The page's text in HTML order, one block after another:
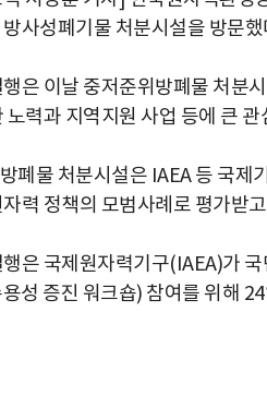
사성폐기물 처분시설을 방문
은 이날 중저준위방폐물 처분
노력과 지역지원 사업 등에 큰 관
폐물 처분시설은 IAEA 등 국제
력 정책의 모범사례로 평가받
은 국제원자력기구(IAEA)가
성 증진 워크숍) 참여를 위해